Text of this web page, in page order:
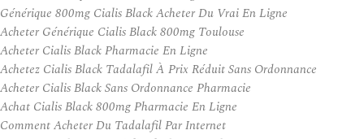
Générique 800mg Cialis Black Acheter Du Vrai En Ligne
Acheter Générique Cialis Black 800mg Toulouse
Acheter Cialis Black Pharmacie En Ligne
Achetez Cialis Black Tadalafil À Prix Réduit Sans Ordonnance
Acheter Cialis Black Sans Ordonnance Pharmacie
Achat Cialis Black 800mg Pharmacie En Ligne
Comment Acheter Du Tadalafil Par Internet